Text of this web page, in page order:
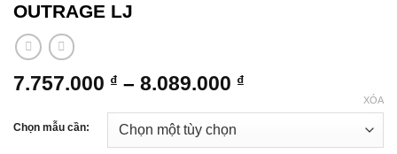
OUTRAGE LJ
7.757.000 ₫ – 8.089.000 ₫
7.757.000 ₫
Chọn mẫu cần:
XÓA